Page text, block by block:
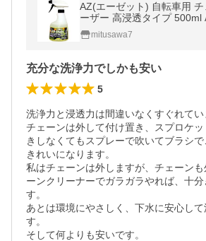
AZ(エーゼット) 自転車用 チ
ーザー 高浸透タイプ 500ml
クリーナー
mitusawa7
充分な洗浄力でしかも安い
5
洗浄力と浸透力は間違いなくすぐれてい
チェーンは外して付け置き、スプロケ
きしなくてもスプレーで吹いてブラシ
きれいになります。
私はチェーンは外しますが、チェーンも
ーンクリーナーでガラガラやれば、十分
す。
あとは環境にやさしく、下水に安心し
す。
そして何よりも安いです。